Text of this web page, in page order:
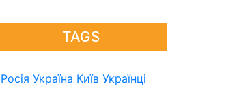
TAGS
Росія Україна Київ Українці